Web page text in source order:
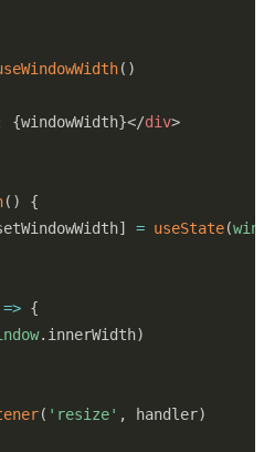
( )
{windowWidth}</div>
( )
{
] = useState(
=> {
. innerWidth)
( 'resize' , handler)